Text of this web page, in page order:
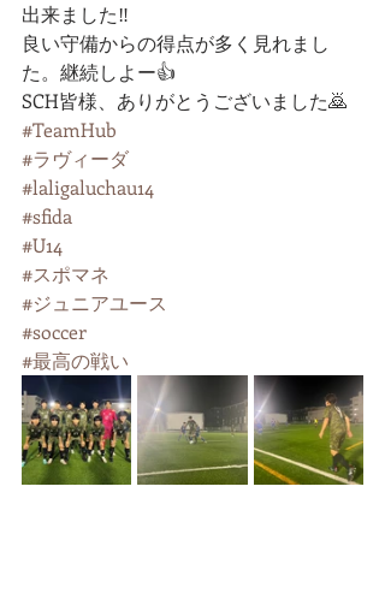
出来ました‼️
良い守備からの得点が多く見れまし
た。継続しよー👍
SCH皆様、ありがとうございました🙇
#TeamHub
#ラヴィーダ
#laligaluchau14
#sfida
#U14
#スポマネ
#ジュニアユース
#soccer
#最高の戦い